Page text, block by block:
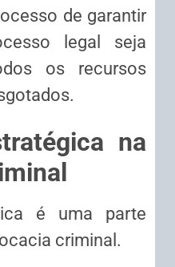
de garantir
legal seja
os recursos
na
é uma parte
criminal.